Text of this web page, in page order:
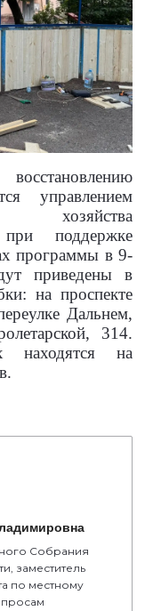
управлением
хозяйства
при поддержке
программы в 9-
приведены в
на проспекте
Дальнем,
314.
находятся на
Собрания
заместитель
по местному